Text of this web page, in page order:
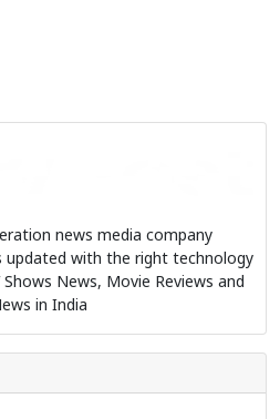
news media company
updated with the right technology
News, Movie Reviews and
in India